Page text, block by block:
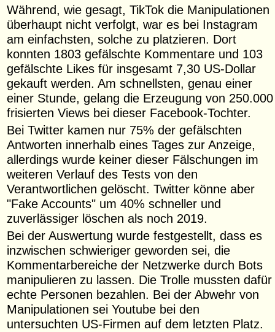
Während, wie gesagt, TikTok die Manipulationen
überhaupt nicht verfolgt, war es bei Instagram
am einfachsten, solche zu platzieren. Dort
konnten 1803 gefälschte Kommentare und 103
gefälschte Likes für insgesamt 7,30 US-Dollar
gekauft werden. Am schnellsten, genau einer
einer Stunde, gelang die Erzeugung von 250.000
frisierten Views bei dieser Facebook-Tochter.
Bei Twitter kamen nur 75% der gefälschten
Antworten innerhalb eines Tages zur Anzeige,
allerdings wurde keiner dieser Fälschungen im
weiteren Verlauf des Tests von den
Verantwortlichen gelöscht. Twitter könne aber
"Fake Accounts" um 40% schneller und
zuverlässiger löschen als noch 2019.
Bei der Auswertung wurde festgestellt, dass es
inzwischen schwieriger geworden sei, die
Kommentarbereiche der Netzwerke durch Bots
manipulieren zu lassen. Die Trolle mussten dafür
echte Personen bezahlen. Bei der Abwehr von
Manipulationen sei Youtube bei den
untersuchten US-Firmen auf dem letzten Platz.